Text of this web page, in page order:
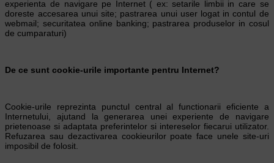
experienta de navigare pe Internet ( ex: setarile limbii in care se
doreste accesarea unui site; pastrarea unui user logat in contul de
webmail; securitatea online banking; pastrarea produselor in cosul
de cumparaturi)
De ce sunt cookie-urile importante pentru Internet?
Cookie-urile reprezinta punctul central al functionarii eficiente a
Internetului, ajutand la generarea unei experiente de navigare
prietenoase si adaptata preferintelor si intereselor fiecarui utilizator.
Refuzarea sau dezactivarea cookieurilor poate face unele site-uri
imposibil de folosit.